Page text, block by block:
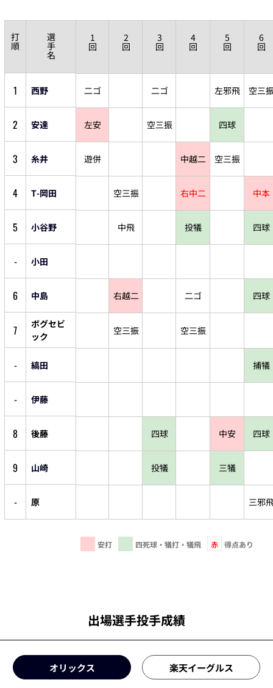
打
順
選
手
名
1
回
2
回
3
回
4
回
5
回
6
回
1 西野 二ゴ 二ゴ 左邪飛 空三
2 安達 左安 空三振 四球
3 糸井 遊併 中越二 空三振
4 T-岡田 空三振 右中二 中本
5 小谷野 中飛 投犠 四球
- 小田
6 中島 右越二 二ゴ 四球
7
ボグセビ
ック
空三振 空三振
- 縞田 捕犠
- 伊藤
8 後藤 四球 中安 四球
9 山崎 投犠 三犠
- 原 三邪
安打 四死球・犠打・犠飛 赤 得点あり
出場選手投手成績
オリックス 楽天イーグルス